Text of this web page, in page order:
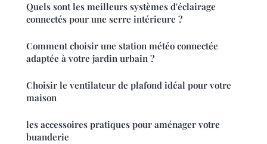
Quels sont les meilleurs systèmes d'éclairage
connectés pour une serre intérieure ?
Comment choisir une station météo connectée
adaptée à votre jardin urbain ?
Choisir le ventilateur de plafond idéal pour votre
maison
les accessoires pratiques pour aménager votre
buanderie